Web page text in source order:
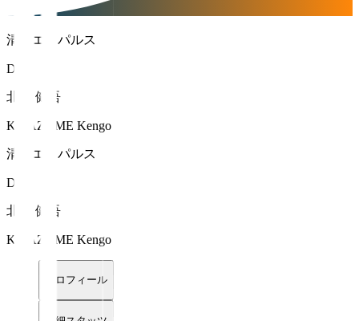
清水エスパルス
DF 5
北爪 健吾
KITAZUME Kengo
清水エスパルス
DF 5
北爪 健吾
KITAZUME Kengo
プロフィール